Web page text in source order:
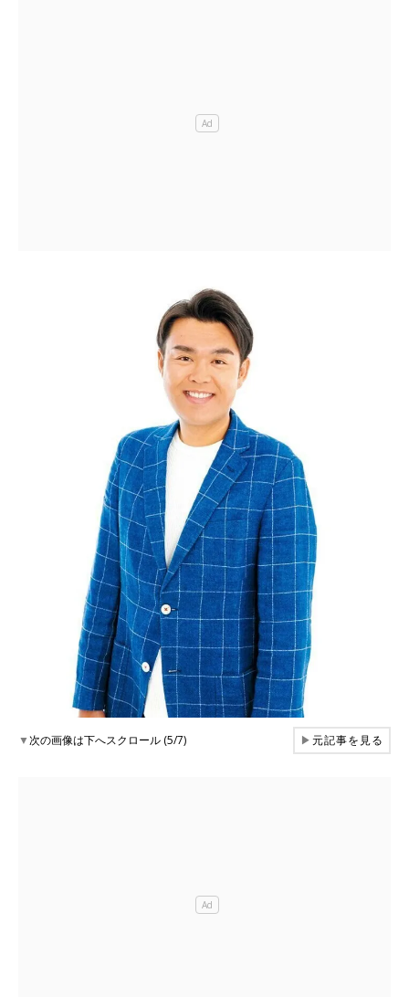
▼次の画像は下へスクロール (5/7) ▶元記事を見る